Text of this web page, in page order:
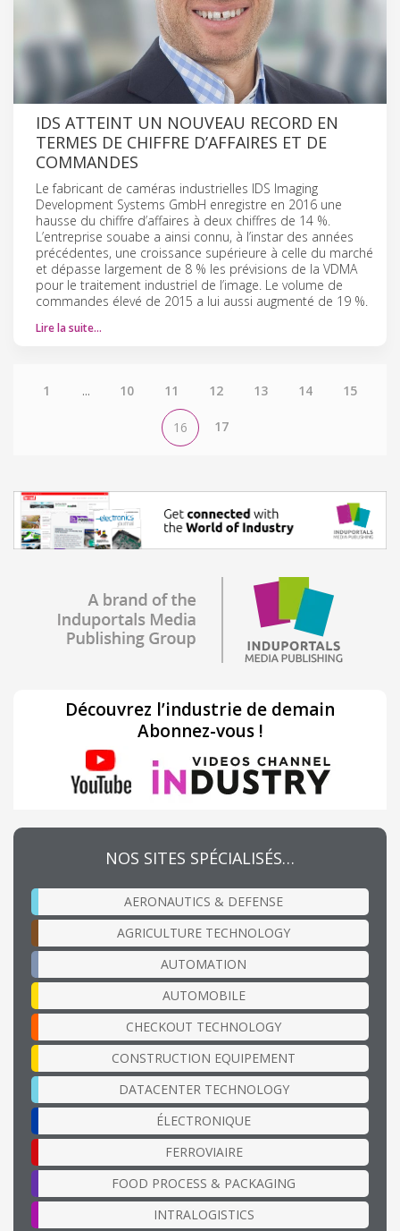
IDS ATTEINT UN NOUVEAU RECORD EN
TERMES DE CHIFFRE D’AFFAIRES ET DE
COMMANDES
Le fabricant de caméras industrielles IDS Imaging
Development Systems GmbH enregistre en 2016 une
hausse du chiffre d’affaires à deux chiffres de 14 %.
L’entreprise souabe a ainsi connu, à l’instar des années
précédentes, une croissance supérieure à celle du marché
et dépasse largement de 8 % les prévisions de la VDMA
pour le traitement industriel de l’image. Le volume de
commandes élevé de 2015 a lui aussi augmenté de 19 %.
Lire la suite…
1 ... 10 11 12 13 14 15
16 17
Découvrez l’industrie de demain
Abonnez-vous !
NOS SITES SPÉCIALISÉS…
AERONAUTICS & DEFENSE
AGRICULTURE TECHNOLOGY
AUTOMATION
AUTOMOBILE
CHECKOUT TECHNOLOGY
CONSTRUCTION EQUIPEMENT
DATACENTER TECHNOLOGY
ÉLECTRONIQUE
FERROVIAIRE
FOOD PROCESS & PACKAGING
INTRALOGISTICS